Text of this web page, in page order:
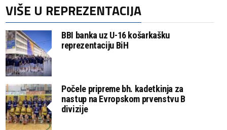
VIŠE U REPREZENTACIJA
BBI banka uz U-16 košarkašku
reprezentaciju BiH
Počele pripreme bh. kadetkinja za
nastup na Evropskom prvenstvu B
divizije